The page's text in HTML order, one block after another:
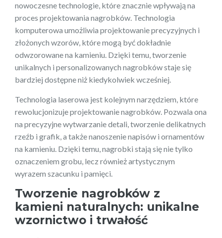
nowoczesne technologie, które znacznie wpływają na
proces projektowania nagrobków. Technologia
komputerowa umożliwia projektowanie precyzyjnych i
złożonych wzorów, które mogą być dokładnie
odwzorowane na kamieniu. Dzięki temu, tworzenie
unikalnych i personalizowanych nagrobków staje się
bardziej dostępne niż kiedykolwiek wcześniej.
Technologia laserowa jest kolejnym narzędziem, które
rewolucjonizuje projektowanie nagrobków. Pozwala ona
na precyzyjne wytwarzanie detali, tworzenie delikatnych
rzeźb i grafik, a także nanoszenie napisów i ornamentów
na kamieniu. Dzięki temu, nagrobki stają się nie tylko
oznaczeniem grobu, lecz również artystycznym
wyrazem szacunku i pamięci.
Tworzenie nagrobków z
kamieni naturalnych: unikalne
wzornictwo i trwałość